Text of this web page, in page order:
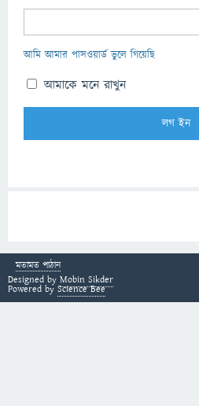
আমি আমার পাসওয়ার্ড ভুলে গিয়েছি
আমাকে মনে রাখুন
মতামত পাঠান
Designed by Mobin Sikder
Powered by Science Bee